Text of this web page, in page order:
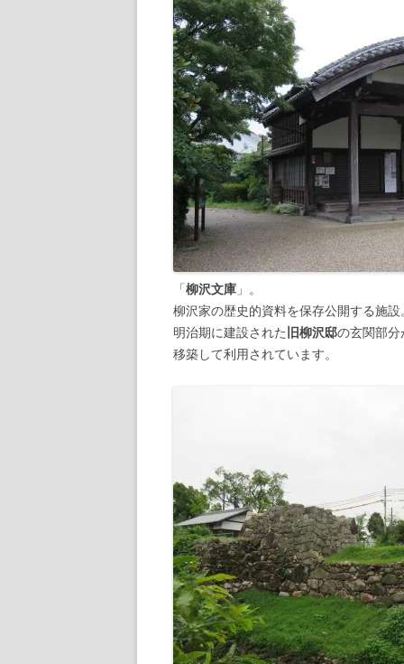
「柳沢文庫 」。
柳沢家の歴史的資料を保存公開する施設
明治期に建設された旧柳沢邸の玄関部分
移築して利用されています。